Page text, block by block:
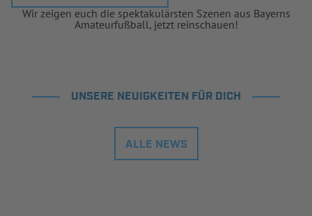
Wir zeigen euch die spektakulärsten Szenen aus Bayerns
Amateurfußball, jetzt reinschauen!
UNSERE NEUIGKEITEN FÜR DICH
ALLE NEWS